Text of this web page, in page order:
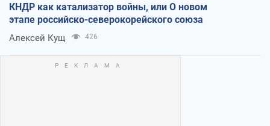
КНДР как катализатор войны, или О новом
этапе российско-северокорейского союза
Алексей Кущ 426